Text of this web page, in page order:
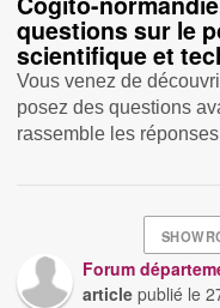
questions sur le
scientifique et
Vous venez de
posez des questions
rassemble les
Forum
article publié le